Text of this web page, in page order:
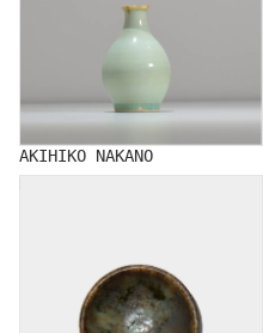
AKIHIKO NAKANO